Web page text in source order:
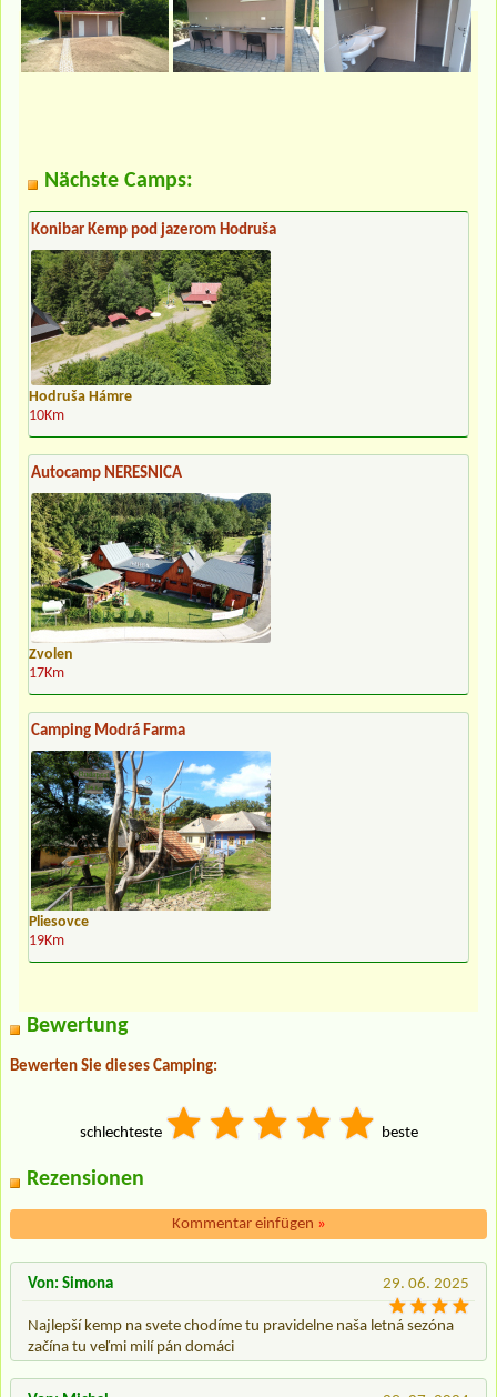
Nächste Camps:
Konibar Kemp pod jazerom Hodruša
Hodruša Hámre
10Km
Autocamp NERESNICA
Zvolen
17Km
Camping Modrá Farma
Pliesovce
19Km
Bewertung
Bewerten Sie dieses Camping:
schlechteste beste
Rezensionen
Kommentar einfügen »
29. 06. 2025
Von: Simona
Najlepší kemp na svete chodíme tu pravidelne naša letná sezóna
začína tu veľmi milí pán domáci